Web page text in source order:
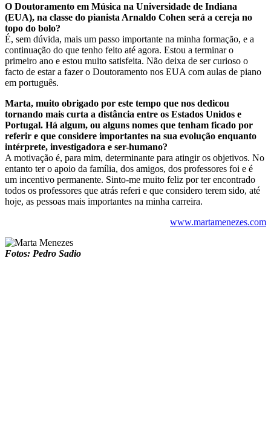
O Doutoramento em Música na Universidade de Indiana
(EUA), na classe do pianista Arnaldo Cohen será a cereja no
topo do bolo?
É, sem dúvida, mais um passo importante na minha formação, e a
continuação do que tenho feito até agora. Estou a terminar o
primeiro ano e estou muito satisfeita. Não deixa de ser curioso o
facto de estar a fazer o Doutoramento nos EUA com aulas de piano
em português.
Marta, muito obrigado por este tempo que nos dedicou
tornando mais curta a distância entre os Estados Unidos e
Portugal. Há algum, ou alguns nomes que tenham ficado por
referir e que considere importantes na sua evolução enquanto
intérprete, investigadora e ser-humano?
A motivação é, para mim, determinante para atingir os objetivos. No
entanto ter o apoio da família, dos amigos, dos professores foi e é
um incentivo permanente. Sinto-me muito feliz por ter encontrado
todos os professores que atrás referi e que considero terem sido, até
hoje, as pessoas mais importantes na minha carreira.
www.martamenezes.com
Fotos: Pedro Sadio